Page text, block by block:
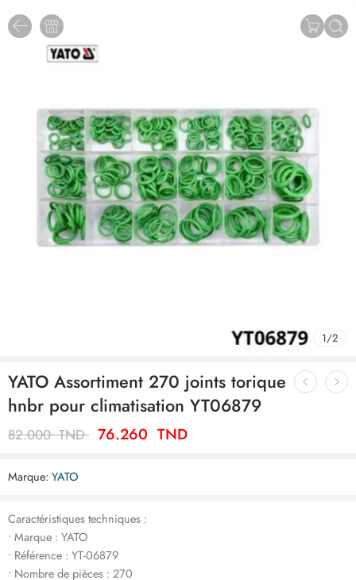
1/2
YATO Assortiment 270 joints torique
hnbr pour climatisation YT06879
82.000TND 76.260 TND
Marque: YATO
Caractéristiques techniques :
• Marque : YATO
• Référence : YT-06879
• Nombre de pièces : 270